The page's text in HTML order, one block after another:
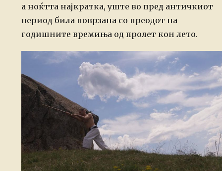
а ноќтта најкратка, уште во пред античкиот
период била поврзана со преодот на
годишните времиња од пролет кон лето.